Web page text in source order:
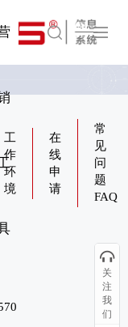
English
工
作
环
境
在
线
申
请
常
见
问
题
FAQ
关
注
我
们